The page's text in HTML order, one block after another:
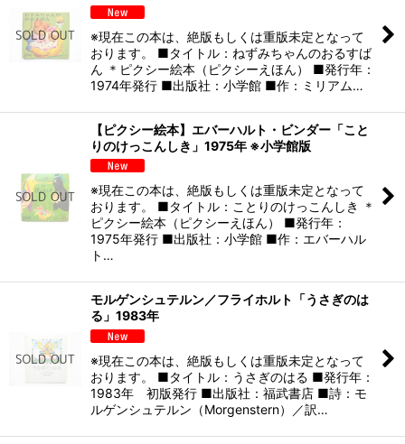
※現在この本は、絶版もしくは重版未定となって
おります。 ■タイトル：ねずみちゃんのおるすば
ん ＊ピクシー絵本（ピクシーえほん） ■発行年：
1974年発行 ■出版社：小学館 ■作：ミリアム…
【ピクシー絵本】エバーハルト・ビンダー「こと
りのけっこんしき」1975年 ※小学館版
※現在この本は、絶版もしくは重版未定となって
おります。 ■タイトル：ことりのけっこんしき ＊
ピクシー絵本（ピクシーえほん） ■発行年：
1975年発行 ■出版社：小学館 ■作：エバーハル
ト…
モルゲンシュテルン／フライホルト「うさぎのは
る」1983年
※現在この本は、絶版もしくは重版未定となって
おります。 ■タイトル：うさぎのはる ■発行年：
1983年 初版発行 ■出版社：福武書店 ■詩：モ
ルゲンシュテルン（Morgenstern）／訳…